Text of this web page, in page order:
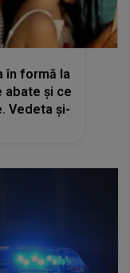
în formă la
abate și ce
Vedeta și-